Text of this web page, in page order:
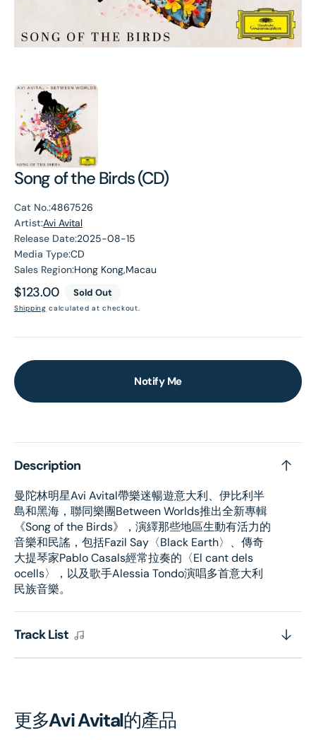
Song of the Birds (CD)
Cat No.:4867526
Artist:Avi Avital
Release Date:2025-08-15
Media Type:CD
Sales Region:Hong Kong,Macau
Regular
price
$123.00 Sold Out
Shipping calculated at checkout.
Notify Me
Description
曼陀林明星Avi Avital帶樂迷暢遊意大利、伊比利半
島和黑海，聯同樂團Between Worlds推出全新專輯
《Song of the Birds》，演繹那些地區生動有活力的
音樂和民謠，包括Fazil Say〈Black Earth〉、傳奇
大提琴家Pablo Casals經常拉奏的〈El cant dels
ocells〉，以及歌手Alessia Tondo演唱多首意大利
民族音樂。
Track List
更多Avi Avital的產品